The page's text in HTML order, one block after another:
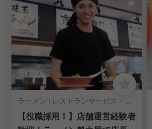
ラーメン | レストランサービス・ホールスタッフ
【役職採用！】店舗運営経験者